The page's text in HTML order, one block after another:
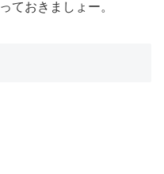
ておきましょー。